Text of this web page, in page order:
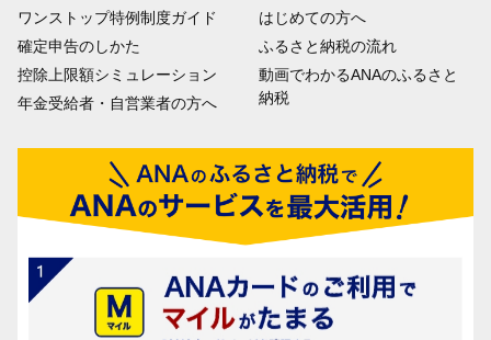
ワンストップ特例制度ガイド
確定申告のしかた
控除上限額シミュレーション
年金受給者・自営業者の方へ
はじめての方へ
ふるさと納税の流れ
動画でわかるANAのふるさと
納税